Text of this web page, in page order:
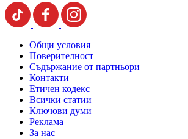
Общи условия
Поверителност
Съдържание от партньори
Контакти
Етичен кодекс
Всички статии
Ключови думи
Реклама
За нас